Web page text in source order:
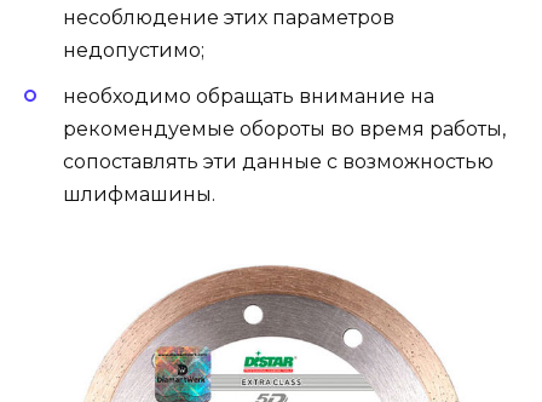
несоблюдение этих параметров
недопустимо;
необходимо обращать внимание на
рекомендуемые обороты во время работы,
сопоставлять эти данные с возможностью
шлифмашины.